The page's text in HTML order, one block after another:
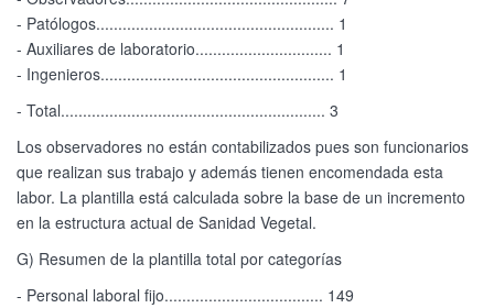
- Patólogos...................................................... 1
- Auxiliares de laboratorio............................... 1
- Ingenieros..................................................... 1
- Total............................................................ 3
Los observadores no están contabilizados pues son funcionarios
que realizan sus trabajo y además tienen encomendada esta
labor. La plantilla está calculada sobre la base de un incremento
en la estructura actual de Sanidad Vegetal.
G) Resumen de la plantilla total por categorías
- Personal laboral fijo.................................... 149